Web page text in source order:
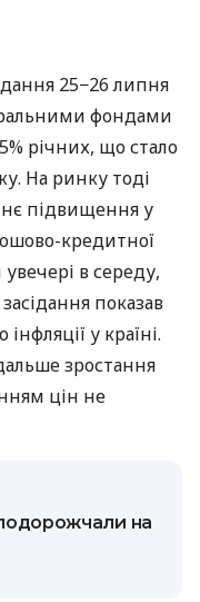
25−26 липня
фондами
річних, що стало
На ринку тоді
підвищення у
кредитної
в середу,
показав
у країні.
зростання
цін не
подорожчали на